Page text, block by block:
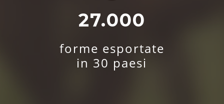
27.000
forme esportate
in 30 paesi